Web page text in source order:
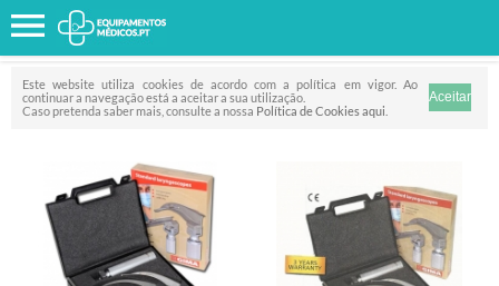
Este website utiliza cookies de acordo com a política em vigor. Ao
continuar a navegação está a aceitar a sua utilização.
Caso pretenda saber mais, consulte a nossa Política de Cookies aqui
FILTRO